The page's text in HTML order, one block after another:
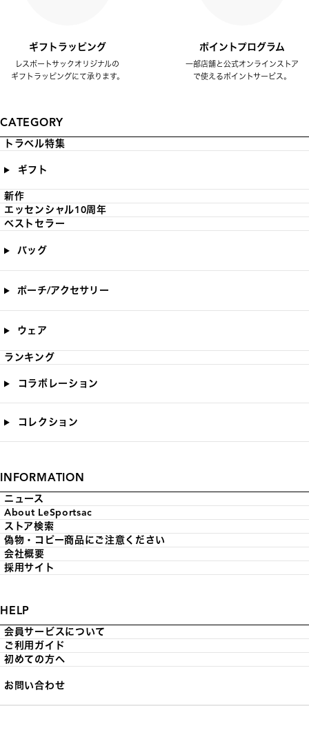
ギフトラッピング
レスポートサックオリジナルの
ギフトラッピングにて承ります。
ポイントプログラム
一部店舗と公式オンラインストア
で使えるポイントサービス。
CATEGORY
トラベル特集
ギフト
新作
エッセンシャル10周年
ベストセラー
バッグ
ポーチ/アクセサリー
ウェア
ランキング
コラボレーション
コレクション
INFORMATION
ニュース
About LeSportsac
ストア検索
偽物・コピー商品にご注意ください
会社概要
採用サイト
HELP
会員サービスについて
ご利用ガイド
初めての方へ
お問い合わせ